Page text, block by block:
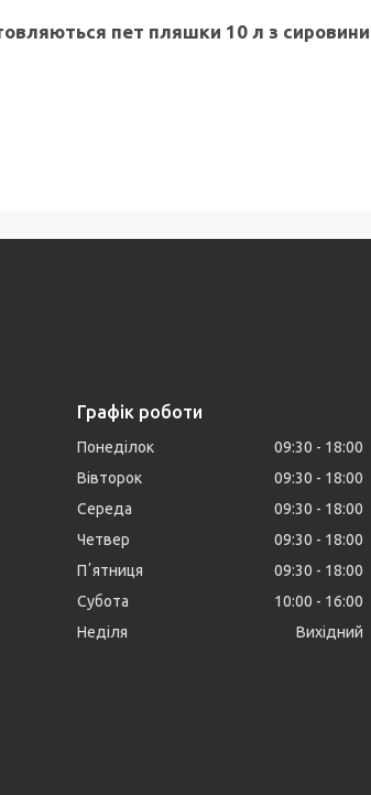
пет пляшки 10 л з
Графік роботи
Понеділок 09:30
18:00
Вівторок
09:30
18:00
Середа
09:30
18:00
Четвер
09:30
18:00
Пʼятниця
09:30
18:00
Субота
10:00
16:00
Неділя
Вихідний